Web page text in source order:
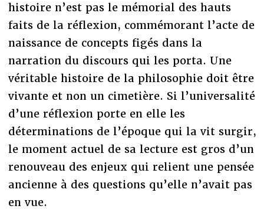
histoire n’est pas le mémorial des hauts
faits de la réflexion, commémorant l’acte de
naissance de concepts figés dans la
narration du discours qui les porta. Une
véritable histoire de la philosophie doit être
vivante et non un cimetière. Si l’universalité
d’une réflexion porte en elle les
déterminations de l’époque qui la vit surgir,
le moment actuel de sa lecture est gros d’un
renouveau des enjeux qui relient une pensée
ancienne à des questions qu’elle n’avait pas
en vue.